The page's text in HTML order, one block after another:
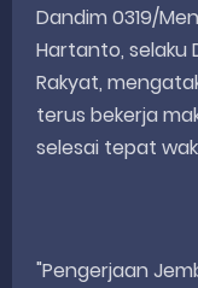
Dandim 0319/
Hartanto, selaku
Rakyat,
terus bekerja
selesai tepat
"Pengerjaan